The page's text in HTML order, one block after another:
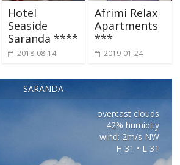
Hotel
Seaside
Saranda ****
2018-08-14
Afrimi Relax
Apartments
***
2019-01-24
SARANDA
overcast clouds
42% humidity
wind: 2m/s NW
H 31 • L 31